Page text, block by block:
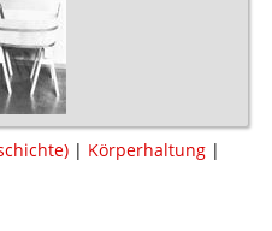
| Körperhaltung |